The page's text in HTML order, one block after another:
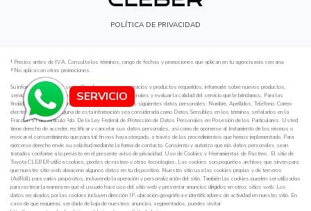
SERVICIO
POLÍTICA DE PRIVACIDAD
¹ Precios antes de IVA. Consulta los términos, rango de fechas y promociones que aplican en tu agencia más cercana.
² No aplica con otras promociones.
Su información personal será utilizada para proveer servicios y productos requeridos, informarle sobre nuevos productos,
servicios o cambios en los mismos, mensajes promocionales y evaluar la calidad del servicio que le brindamos. Para las
finalidades antes mencionadas, requerimos obtener los siguientes datos personales: Nombre, Apellidos, Teléfono, Correo
electrónico; sin que ninguna de esta información sea considerada como Datos Sensibles en los términos señalados en la
Fracción VI del Artículo ²do. De la Ley Federal de Protección de Datos Personales en Posesión de los Particulares. Usted
tiene derecho de acceder, rectificar y cancelar sus datos personales, así como de oponerse al tratamiento de los mismos o
revocar el consentimiento que para tal fin nos haya otorgado, a través de los procedimientos que hemos implementado. Para
ejercerse derecho envíe su solicitud mediante la forma de contacto. Consiento y autorizo que mis datos personales sean
tratados conforme a lo previsto en el presente aviso de privacidad. Uso de Cookies y Herramientas de Rastreo . El sitio de
Toyota CLEBER utiliza cookies, pixeles de rastreo y otras tecnologías. Las cookies son pequeños archivos que sirven para
que nuestro sitio web almacene algunos datos en tu dispositivo. Nuestro sitio usa las cookies propias y de terceros
(AdRoll) para varios propósitos, incluyendo la operación y personalización del sitio. También las cookies pueden ser utilizadas
para rastrear la manera en que el usuario hace uso del sitio web y presentar anuncios dirigidos en otros sitios web. Los
datos recabados por las cookies incluyen dirección IP, ubicación geográfica e identificadores de actividad en nuestro sitio. En
caso de que requieras ser dado de baja de nuestros anuncios segmentados, puedes visitar